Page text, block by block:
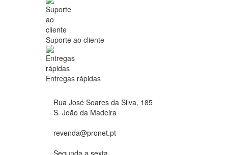
Suporte ao cliente
Entregas rápidas
Rua José Soares da Silva, 185
S. João da Madeira
revenda@pronet.pt